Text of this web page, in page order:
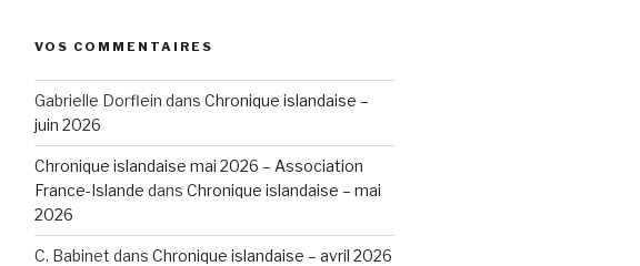
VOS COMMENTAIRES
Gabrielle Dorflein dans Chronique islandaise –
juin 2026
Chronique islandaise mai 2026 – Association
France-Islande dans Chronique islandaise – mai
2026
C. Babinet dans Chronique islandaise – avril 2026